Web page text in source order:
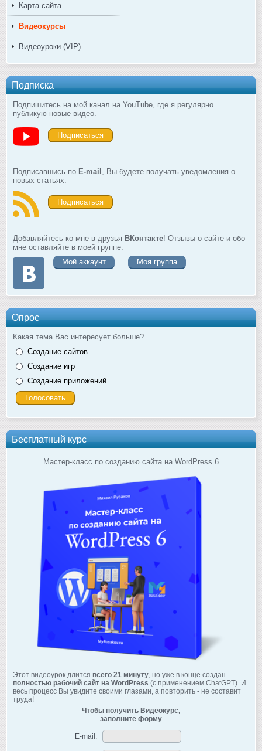
Карта сайта
Видеокурсы
Видеоуроки (VIP)
Подписка
Подпишитесь на мой канал на YouTube, где я регулярно
публикую новые видео.
Подписаться
Подписавшись по E-mail , Вы будете получать уведомления о
новых статьях.
Подписаться
Добавляйтесь ко мне в друзья ВКонтакте! Отзывы о сайте и обо
мне оставляйте в моей группе.
Мой аккаунт
Моя группа
Опрос
Какая тема Вас интересует больше?
Создание сайтов
Создание игр
Создание приложений
Бесплатный курс
Мастер-класс по созданию сайта на WordPress 6
Этот видеоурок длится всего 21 минуту , но уже в конце создан
полностью рабочий сайт на WordPress (с применением ChatGPT). И
весь процесс Вы увидите своими глазами, а повторить - не составит
труда!
Чтобы получить Видеокурс,
заполните форму
E-mail: